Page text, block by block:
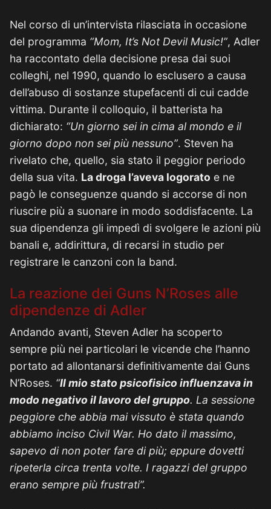
Nel corso di un’intervista rilasciata in occasione
del programma “Mom, It’s Not Devil Music!”, Adler
ha raccontato della decisione presa dai suoi
colleghi, nel 1990, quando lo esclusero a causa
dell’abuso di sostanze stupefacenti di cui cadde
vittima. Durante il colloquio, il batterista ha
dichiarato: “Un giorno sei in cima al mondo e il
giorno dopo non sei più nessuno”. Steven ha
rivelato che, quello, sia stato il peggior periodo
della sua vita. La droga l’aveva logorato e ne
pagò le conseguenze quando si accorse di non
riuscire più a suonare in modo soddisfacente. La
sua dipendenza gli impedì di svolgere le azioni più
banali e, addirittura, di recarsi in studio per
registrare le canzoni con la band.
La reazione dei Guns N’Roses alle
dipendenze di Adler
Andando avanti, Steven Adler ha scoperto
sempre più nei particolari le vicende che l’hanno
portato ad allontanarsi definitivamente dai Guns
N’Roses. “Il mio stato psicofisico influenzava in
modo negativo il lavoro del gruppo. La sessione
peggiore che abbia mai vissuto è stata quando
abbiamo inciso Civil War. Ho dato il massimo,
sapevo di non poter fare di più; eppure dovetti
ripeterla circa trenta volte. I ragazzi del gruppo
erano sempre più frustrati”.